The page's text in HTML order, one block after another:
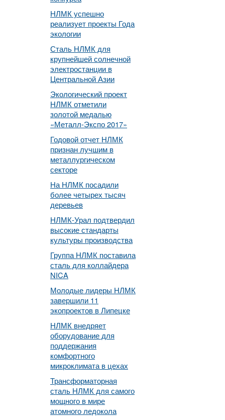
НЛМК успешно
реализует проекты Года
экологии
Сталь НЛМК для
крупнейшей солнечной
электростанции в
Центральной Азии
Экологический проект
НЛМК отметили
золотой медалью
«Металл-Экспо 2017»
Годовой отчет НЛМК
признан лучшим в
металлургическом
секторе
На НЛМК посадили
более четырех тысяч
деревьев
НЛМК-Урал подтвердил
высокие стандарты
культуры производства
Группа НЛМК поставила
сталь для коллайдера
NICA
Молодые лидеры НЛМК
завершили 11
экопроектов в Липецке
НЛМК внедряет
оборудование для
поддержания
комфортного
микроклимата в цехах
Трансформаторная
сталь НЛМК для самого
мощного в мире
атомного ледокола